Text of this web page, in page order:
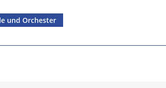
und Orchester